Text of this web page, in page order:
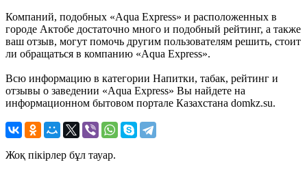
Компаний, подобных «Aqua Express» и расположенных в
городе Актобе достаточно много и подобный рейтинг, а также
ваш отзыв, могут помочь другим пользователям решить, стоит
ли обращаться в компанию «Aqua Express».
Всю информацию в категории Напитки, табак, рейтинг и
отзывы о заведении «Aqua Express» Вы найдете на
информационном бытовом портале Казахстана domkz.su.
Жоқ пікірлер бұл тауар.